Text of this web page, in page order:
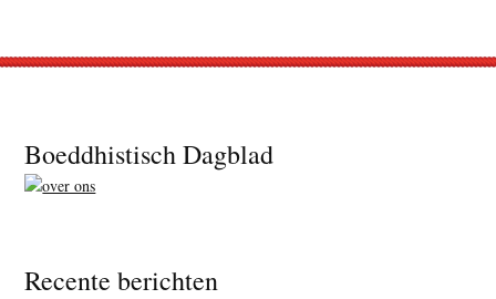
Footer
Boeddhistisch Dagblad
Recente berichten